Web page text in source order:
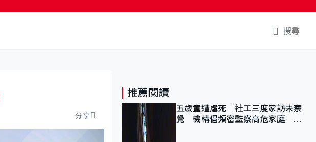
搜尋
分享
推薦閱讀
五歲童遭虐死｜社工三度家訪未察
覺 機構倡頻密監察高危家庭 管